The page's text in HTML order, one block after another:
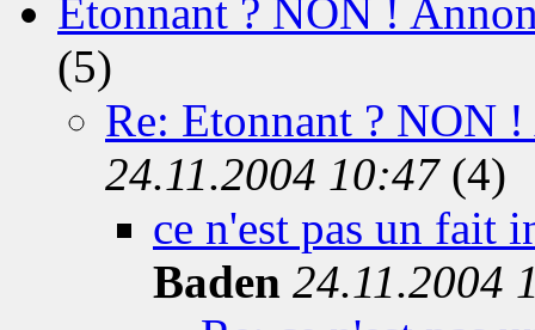
Etonnant ? NON !
(5)
Re: Etonnant ? NON
24.11.2004 10:47(4)
ce n'est pas un fait
Baden 24.11.2004